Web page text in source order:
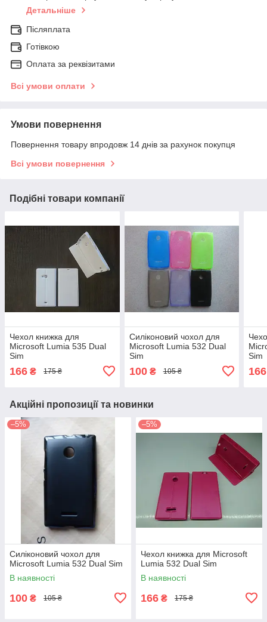
Детальніше
Післяплата
Готівкою
Оплата за реквізитами
Всі умови оплати
Умови повернення
Повернення товару впродовж 14 днів за рахунок покупця
Всі умови повернення
Подібні товари компанії
Чехол книжка для
Microsoft Lumia 535 Dual
Sim
166 ₴ 175 ₴
Силіконовий чохол для
Microsoft Lumia 532 Dual
Sim
100₴ 105 ₴
Sim
166
Акційні пропозиції та новинки
–5%
Силіконовий чохол для
Microsoft Lumia 532 Dual Sim
В наявності
100 ₴ 105 ₴
–5%
Чехол книжка для Microsoft
Lumia 532 Dual Sim
В наявності
166 ₴ 175 ₴